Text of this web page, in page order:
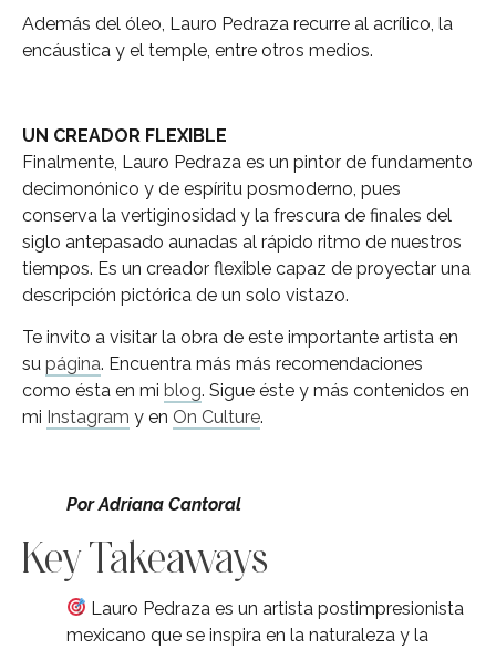
Además del óleo, Lauro Pedraza recurre al acrílico, la
encáustica y el temple, entre otros medios.
UN CREADOR FLEXIBLE
Finalmente, Lauro Pedraza es un pintor de fundamento
decimonónico y de espíritu posmoderno, pues
conserva la vertiginosidad y la frescura de finales del
siglo antepasado aunadas al rápido ritmo de nuestros
tiempos. Es un creador flexible capaz de proyectar una
descripción pictórica de un solo vistazo.
Te invito a visitar la obra de este importante artista en
su página. Encuentra más más recomendaciones
como ésta en mi blog. Sigue éste y más contenidos en
mi Instagram y en On Culture.
Por Adriana Cantoral
Key Takeaways
Lauro Pedraza es un artista postimpresionista
mexicano que se inspira en la naturaleza y la